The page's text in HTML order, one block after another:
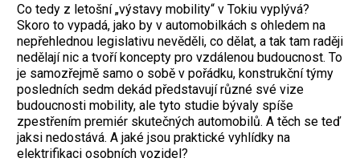
Co tedy z letošní „výstavy mobility“ v Tokiu vyplývá?
Skoro to vypadá, jako by v automobilkách s ohledem na
nepřehlednou legislativu nevěděli, co dělat, a tak tam raději
nedělají nic a tvoří koncepty pro vzdálenou budoucnost. To
je samozřejmě samo o sobě v pořádku, konstrukční týmy
posledních sedm dekád představují různé své vize
budoucnosti mobility, ale tyto studie bývaly spíše
zpestřením premiér skutečných automobilů. A těch se teď
jaksi nedostává. A jaké jsou praktické vyhlídky na
elektrifikaci osobních vozidel?